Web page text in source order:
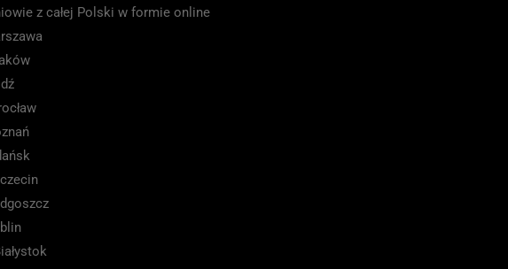
z całej Polski w formie online